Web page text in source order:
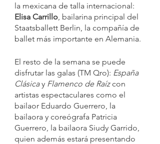
la mexicana de talla internacional:
Elisa Carrillo , bailarina principal del
Staatsballett Berlin, la compañía de
ballet más importante en Alemania.
El resto de la semana se puede
disfrutar las galas (TM Qro): España
Clásica y Flamenco de Raíz con
artistas espectaculares como el
bailaor Eduardo Guerrero, la
bailaora y coreógrafa Patricia
Guerrero, la bailaora Siudy Garrido,
quien además estará presentando